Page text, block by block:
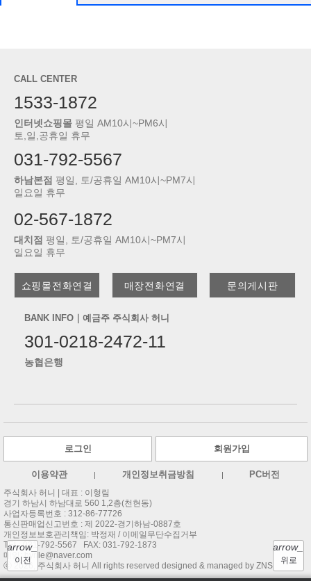
CALL CENTER
1533-1872
인터넷쇼핑몰 평일 AM10시~PM6시
토,일,공휴일 휴무
031-792-5567
하남본점 평일, 토/공휴일 AM10시~PM7시
일요일 휴무
02-567-1872
대치점 평일, 토/공휴일 AM10시~PM7시
일요일 휴무
쇼핑몰전화연결 매장전화연결 문의게시판
BANK INFO｜예금주 주식회사 허니
301-0218-2472-11
농협은행
로그인 회원가입
이용약관 개인정보취금방침 PC버전
주식회사 허니 |
대표 : 이형림
경기 하남시 하남대로 560 1,2층(천현동)
사업자등록번호 : 312-86-77726
통신판매업신고번호 : 제 2022-경기하남-0887호
개인정보보호관리책임: 박정재 / 이메일무단수집거부
TEL:031-792-5567
FAX: 031-792-1873
메일:hyrile@naver.com
ⓒ 2026, 주식회사 허니 All rights reserved designed & managed by ZNS.
arrow_back
이전 위로